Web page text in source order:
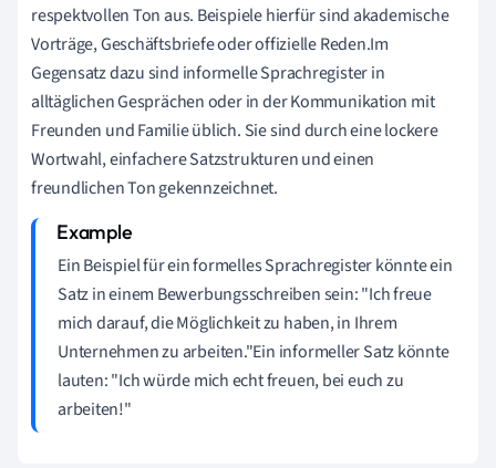
respektvollen Ton aus. Beispiele hierfür sind akademische
Vorträge, Geschäftsbriefe oder offizielle Reden.Im
Gegensatz dazu sind informelle Sprachregister in
alltäglichen Gesprächen oder in der Kommunikation mit
Freunden und Familie üblich. Sie sind durch eine lockere
Wortwahl, einfachere Satzstrukturen und einen
freundlichen Ton gekennzeichnet.
Ein Beispiel für ein formelles Sprachregister könnte ein
Satz in einem Bewerbungsschreiben sein: "Ich freue
mich darauf, die Möglichkeit zu haben, in Ihrem
Unternehmen zu arbeiten."Ein informeller Satz könnte
lauten: "Ich würde mich echt freuen, bei euch zu
arbeiten!"